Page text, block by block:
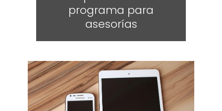
programa para
asesorías